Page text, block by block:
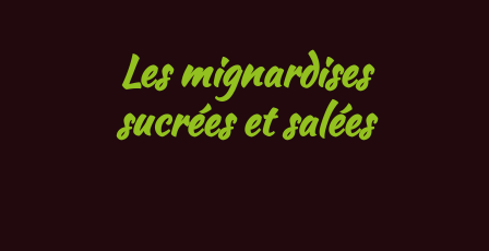
Les mignardises
sucrées et salées